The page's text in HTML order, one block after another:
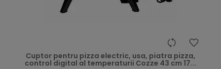
Cuptor pentru pizza electric, usa, piatra pizza,
control digital al temperaturii Cozze 43 cm 17...